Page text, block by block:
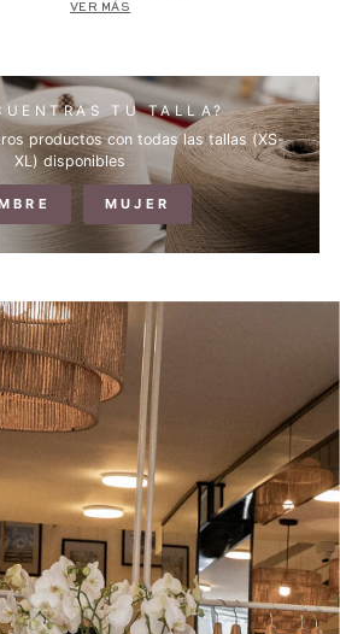
VER MÁS
TU TALLA?
productos con todas las tallas (XS-
XL) disponibles
MUJER